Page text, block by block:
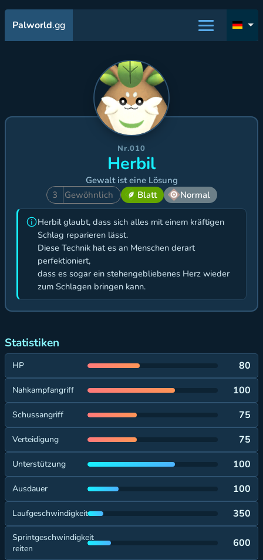
Palworld.gg
Nr.010
Herbil
Gewalt ist eine Lösung
3
Gewöhnlich Blatt Normal
Herbil glaubt, dass sich alles mit einem kräftigen
Schlag reparieren lässt.
Diese Technik hat es an Menschen derart
perfektioniert,
dass es sogar ein stehengebliebenes Herz wieder
zum Schlagen bringen kann.
Statistiken
HP 80
Nahkampfangriff 100
Schussangriff 75
Verteidigung 75
Unterstützung 100
Ausdauer 100
Laufgeschwindigkeit 350
Sprintgeschwindigkeit
reiten
600